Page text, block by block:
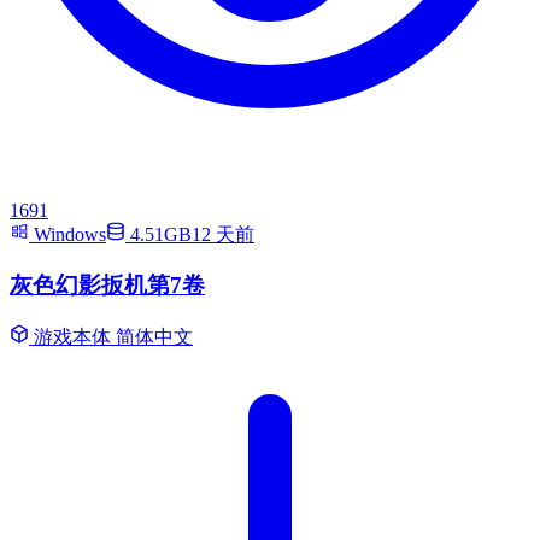
1691
Windows
4.51GB12 天前
灰色幻影扳机第7卷
游戏本体 简体中文